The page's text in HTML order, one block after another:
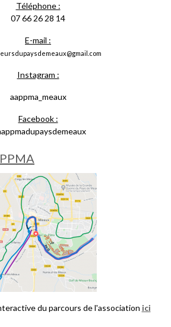
Téléphone :
07 66 26 28 14
E-mail :
Instagram :
aappma_meaux
Facebook :
du parcours de l'association ici